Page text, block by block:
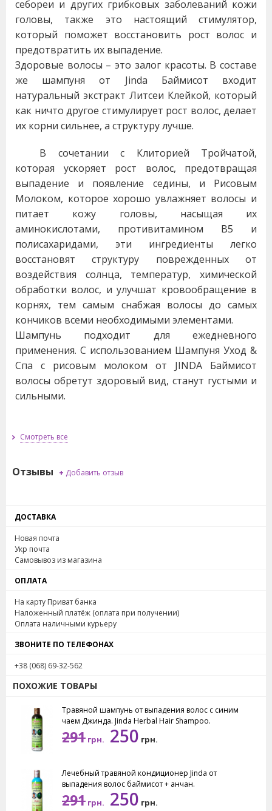
ДОСТАВКА
Новая почта
Укр почта
Самовывоз из магазина
ОПЛАТА
На карту Приват банка
Наложенный платёж (оплата при получении)
Оплата наличными курьеру
ЗВОНИТЕ ПО ТЕЛЕФОНАХ
+38 (068) 69-32-562
ПОХОЖИЕ ТОВАРЫ
Травяной шампунь от выпадения волос с синим
чаем Джинда. Jinda Herbal Hair Shampoo.
291 грн. 250 грн.
Лечебный травяной кондиционер Jinda от
выпадения волос баймисот + анчан.
291 грн. 250 грн.
себореи и других грибковых заболеваний кожи
головы, также это настоящий стимулятор,
который поможет восстановить рост волос и
предотвратить их выпадение.
Здоровые волосы – это залог красоты. В составе
же шампуня от Jinda Баймисот входит
натуральный экстракт Литсеи Клейкой, который
как ничто другое стимулирует рост волос, делает
их корни сильнее, а структуру лучше.
В сочетании с Клиторией Тройчатой,
которая ускоряет рост волос, предотвращая
выпадение и появление седины, и Рисовым
Молоком, которое хорошо увлажняет волосы и
питает кожу головы, насыщая их
аминокислотами, противитамином В5 и
полисахаридами, эти ингредиенты легко
восстановят структуру поврежденных от
воздействия солнца, температур, химической
обработки волос, и улучшат кровообращение в
корнях, тем самым снабжая волосы до самых
кончиков всеми необходимыми элементами.
Шампунь подходит для ежедневного
применения. С использованием Шампуня Уход &
Спа c рисовым молоком от JINDA Баймисот
волосы обретут здоровый вид, станут густыми и
сильными.
Смотреть все
Отзывы + Добавить отзыв